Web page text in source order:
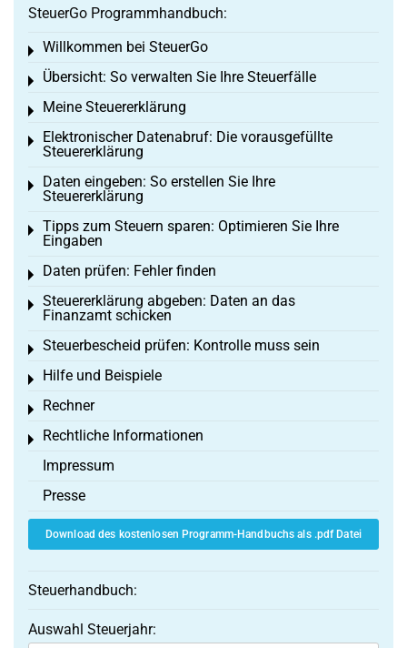
SteuerGo Programmhandbuch:
Willkommen bei SteuerGo
Toggle menu
Übersicht: So verwalten Sie Ihre Steuerfälle
Toggle menu
Meine Steuererklärung
Toggle menu
Elektronischer Datenabruf: Die vorausgefüllte
Steuererklärung
Toggle menu
Daten eingeben: So erstellen Sie Ihre
Steuererklärung
Toggle menu
Tipps zum Steuern sparen: Optimieren Sie Ihre
Eingaben
Toggle menu
Daten prüfen: Fehler finden
Toggle menu
Steuererklärung abgeben: Daten an das
Finanzamt schicken
Toggle menu
Steuerbescheid prüfen: Kontrolle muss sein
Toggle menu
Hilfe und Beispiele
Toggle menu
Rechner
Toggle menu
Rechtliche Informationen
Toggle menu
Impressum
Presse
Download des kostenlosen Programm-Handbuchs als .pdf Datei
Steuerhandbuch:
Auswahl Steuerjahr: